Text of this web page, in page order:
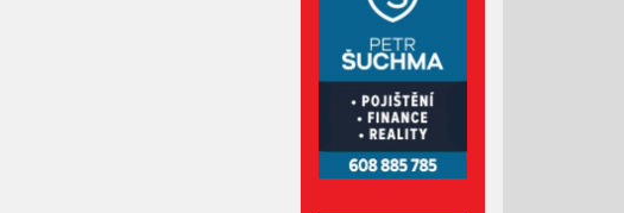
Září 2021
Srpen 2021
Červenec 2021
Červen 2021
Květen 2021